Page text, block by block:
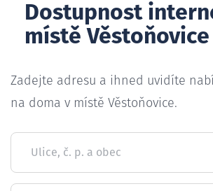
Dostupnost
místě Věstoňovice
Zadejte adresu a ihned uvidíte
na doma v místě Věstoňovice.
Ulice, č. p. a obec